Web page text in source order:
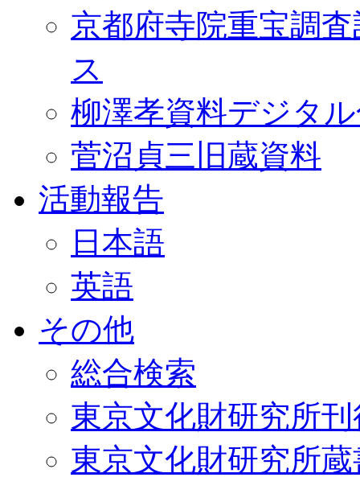
京都府寺院重宝調
ス
柳澤孝資料デジタ
菅沼貞三旧蔵資料
活動報告
日本語
英語
その他
総合検索
東京文化財研究所
東京文化財研究所